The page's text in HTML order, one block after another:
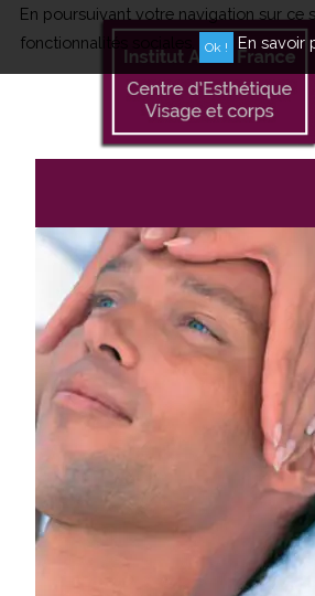
En poursuivant votre navigation sur ce
fonctionnalités sociales.
En savoir